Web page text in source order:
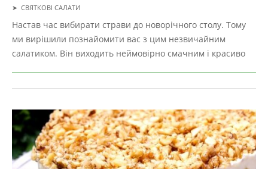
2019-
05-
01
➤ СВЯТКОВІ САЛАТИ
Настав час вибирати страви до новорічного столу. Тому
ми вирішили познайомити вас з цим незвичайним
салатиком. Він виходить неймовірно смачним і красиво